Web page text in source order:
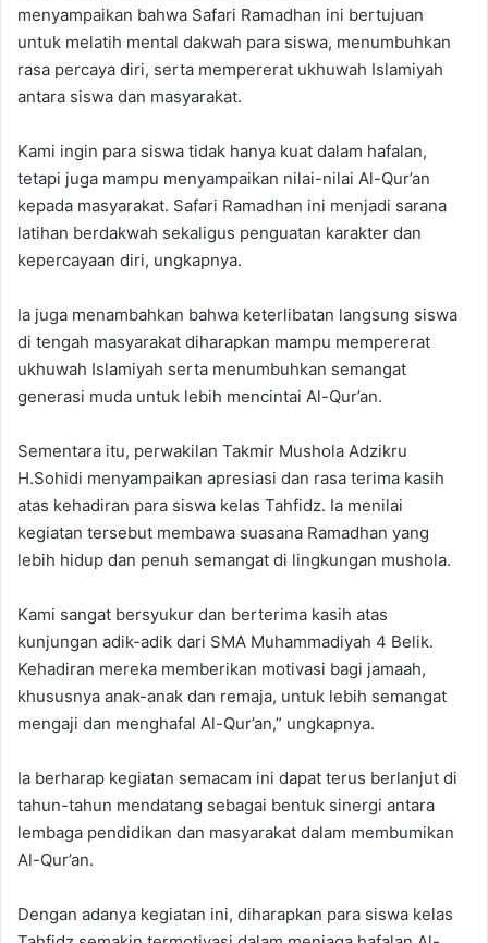
menyampaikan bahwa Safari Ramadhan ini bertujuan
untuk melatih mental dakwah para siswa, menumbuhkan
rasa percaya diri, serta mempererat ukhuwah Islamiyah
antara siswa dan masyarakat.
Kami ingin para siswa tidak hanya kuat dalam hafalan,
tetapi juga mampu menyampaikan nilai-nilai Al-Qur’an
kepada masyarakat. Safari Ramadhan ini menjadi sarana
latihan berdakwah sekaligus penguatan karakter dan
kepercayaan diri, ungkapnya.
Ia juga menambahkan bahwa keterlibatan langsung siswa
di tengah masyarakat diharapkan mampu mempererat
ukhuwah Islamiyah serta menumbuhkan semangat
generasi muda untuk lebih mencintai Al-Qur’an.
Sementara itu, perwakilan Takmir Mushola Adzikru
H.Sohidi menyampaikan apresiasi dan rasa terima kasih
atas kehadiran para siswa kelas Tahfidz. Ia menilai
kegiatan tersebut membawa suasana Ramadhan yang
lebih hidup dan penuh semangat di lingkungan mushola.
Kami sangat bersyukur dan berterima kasih atas
kunjungan adik-adik dari SMA Muhammadiyah 4 Belik.
Kehadiran mereka memberikan motivasi bagi jamaah,
khususnya anak-anak dan remaja, untuk lebih semangat
mengaji dan menghafal Al-Qur’an,” ungkapnya.
Ia berharap kegiatan semacam ini dapat terus berlanjut di
tahun-tahun mendatang sebagai bentuk sinergi antara
lembaga pendidikan dan masyarakat dalam membumikan
Al-Qur’an.
Dengan adanya kegiatan ini, diharapkan para siswa kelas